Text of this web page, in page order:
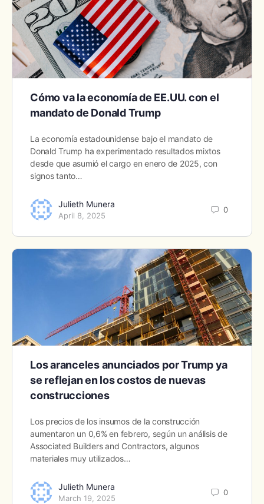
Cómo va la economía de EE.UU. con el
mandato de Donald Trump
La economía estadounidense bajo el mandato de
Donald Trump ha experimentado resultados mixtos
desde que asumió el cargo en enero de 2025, con
signos tanto…
Julieth Munera
April 8, 2025
0
Los aranceles anunciados por Trump ya
se reflejan en los costos de nuevas
construcciones
Los precios de los insumos de la construcción
aumentaron un 0,6% en febrero, según un análisis de
Associated Builders and Contractors, algunos
materiales muy utilizados…
Julieth Munera
March 19, 2025
0